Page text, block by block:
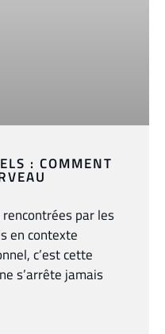
: COMMENT
par les
en contexte
c’est cette
s’arrête jamais